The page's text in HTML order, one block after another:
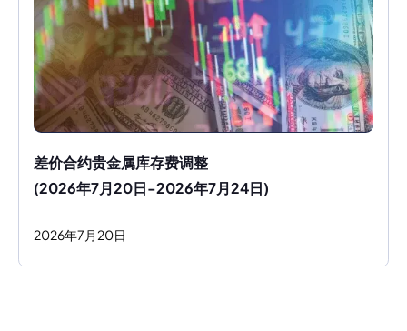
差价合约贵金属库存费调整
(2026年7月20日-2026年7月24日)
2026年7 月 20日